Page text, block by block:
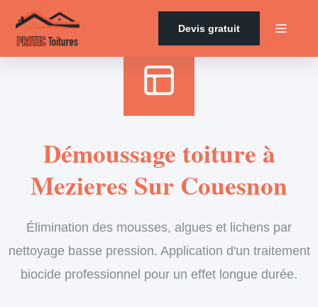
Devis gratuit
Démoussage toiture à
Mezieres Sur Couesnon
Élimination des mousses, algues et lichens par
nettoyage basse pression. Application d'un traitement
biocide professionnel pour un effet longue durée.